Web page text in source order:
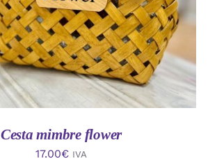
Cesta mimbre flower
17.00€ IVA